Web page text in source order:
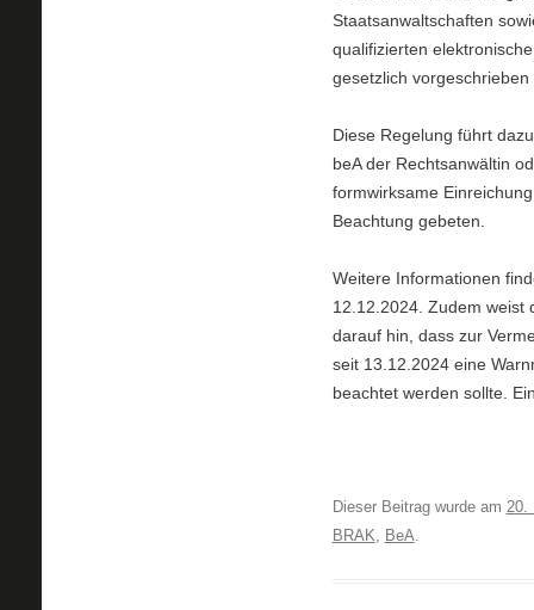
Staatsanwaltschaften
qualifizierten
gesetzlich vorgeschrieben
Diese Regelung führt
beA der Rechtsanwältin
formwirksame
Beachtung gebeten.
Weitere Informationen
12.12.2024. Zudem weist
darauf hin, dass zur
seit 13.12.2024 eine
beachtet werden sollte.
Dieser Beitrag wurde am 20.
BRAK, BeA.